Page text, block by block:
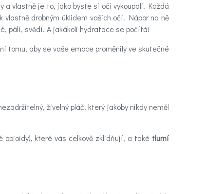
vlastně je to, jako byste si oči vykoupali. Každá
drobným úklidem vašich očí. Nápor na ně
pálí, svědí. A jakákoli hydratace se počítá!
tomu, aby se vaše emoce proměnily ve skutečné
živelný pláč, který jakoby nikdy neměl
opioidy), které vás celkově zklidňují, a také tlumí